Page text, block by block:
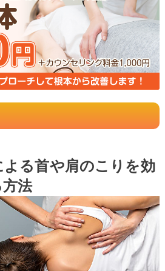
る首や肩のこりを効
法